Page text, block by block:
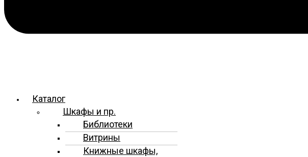
Каталог
Шкафы и пр.
Библиотеки
Витрины
Книжные шкафы,